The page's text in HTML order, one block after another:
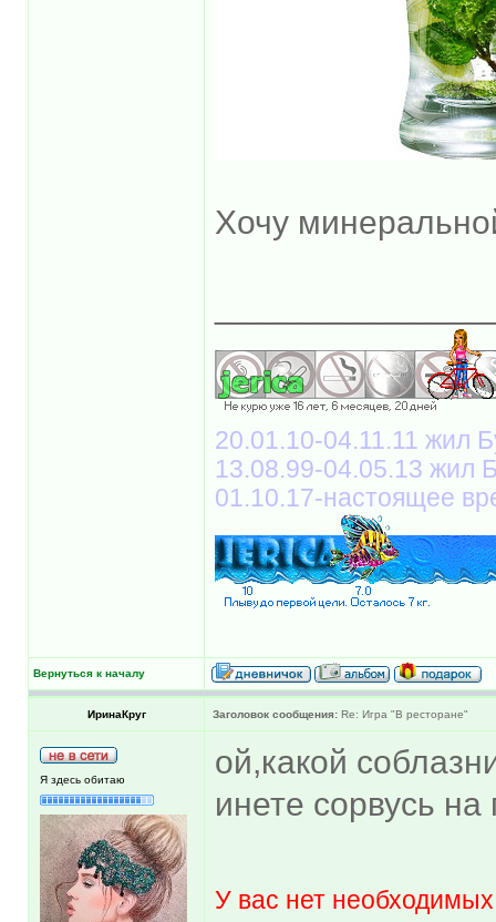
Хочу
20.01.10-04.11.11 жил
13.08.99-04.05.13 жил
01.10.17-настоящее
Вернуться к началу
ИринаКруг Заголовок сообщения: Re: Игра "В ресторане"
Я здесь обитаю
ой,какой
инете сорвусь
У вас нет